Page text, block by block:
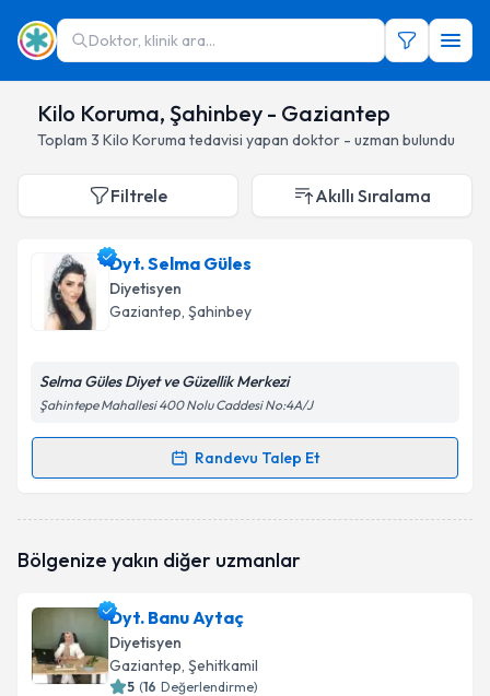
Doktor, klinik ara...
Kilo Koruma, Şahinbey - Gaziantep
Toplam 3 Kilo Koruma tedavisi yapan doktor - uzman bulundu
Filtrele Akıllı Sıralama
Dyt. Selma Güles
Diyetisyen
Gaziantep, Şahinbey
Selma Güles Diyet ve Güzellik Merkezi
Şahintepe Mahallesi 400 Nolu Caddesi No:4A/J
Randevu Talep Et
Randevu Takvimi Talebi
oluşturun. Size bu uzmandan randevu almanız için bir
E-posta Adresiniz
Bölgenize yakın diğer uzmanlar
Dyt. Banu Aytaç
Diyetisyen
Gaziantep, Şehitkamil
5 (16 Değerlendirme)